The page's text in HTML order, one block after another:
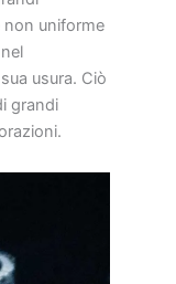
non uniforme
usura. Ciò
grandi